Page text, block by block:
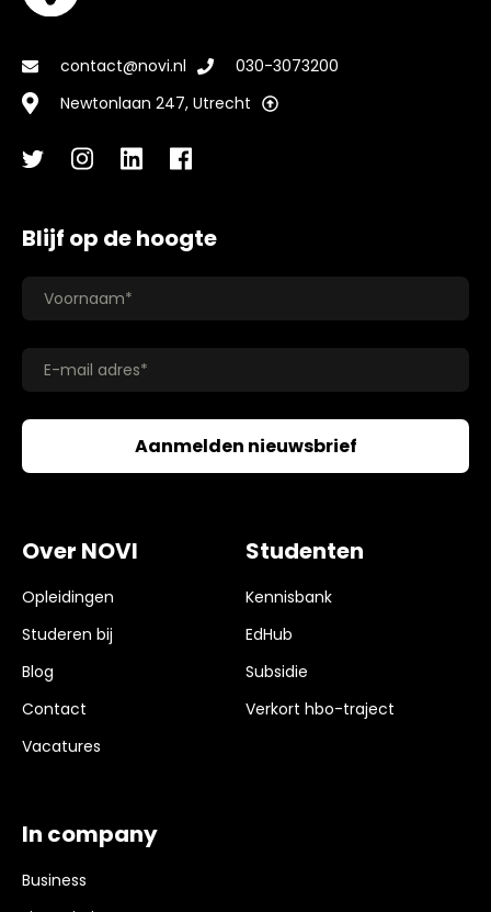
Over NOVI
Opleidingen
Studeren bij
Blog
Contact
Vacatures
Studenten
Kennisbank
EdHub
Subsidie
Verkort hbo-traject
In company
Business
contact@novi.nl
030-3073200
Newtonlaan 247, Utrecht
Blijf op de hoogte